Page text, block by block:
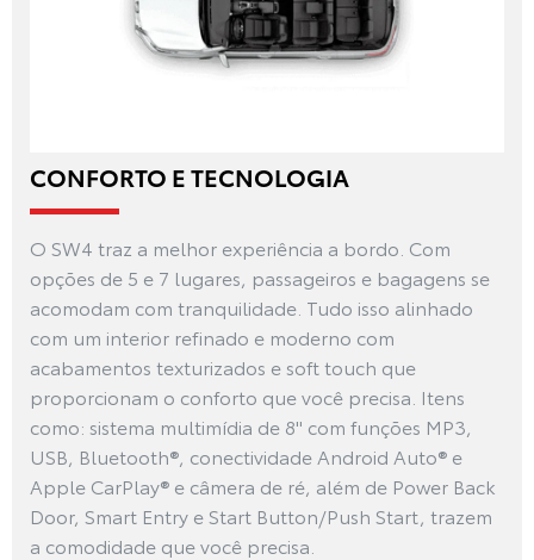
CONFORTO E TECNOLOGIA
O SW4 traz a melhor experiência a bordo. Com
opções de 5 e 7 lugares, passageiros e bagagens se
acomodam com tranquilidade. Tudo isso alinhado
com um interior refinado e moderno com
acabamentos texturizados e soft touch que
proporcionam o conforto que você precisa. Itens
como: sistema multimídia de 8" com funções MP3,
USB, Bluetooth®, conectividade Android Auto® e
Apple CarPlay® e câmera de ré, além de Power Back
Door, Smart Entry e Start Button/Push Start, trazem
a comodidade que você precisa.